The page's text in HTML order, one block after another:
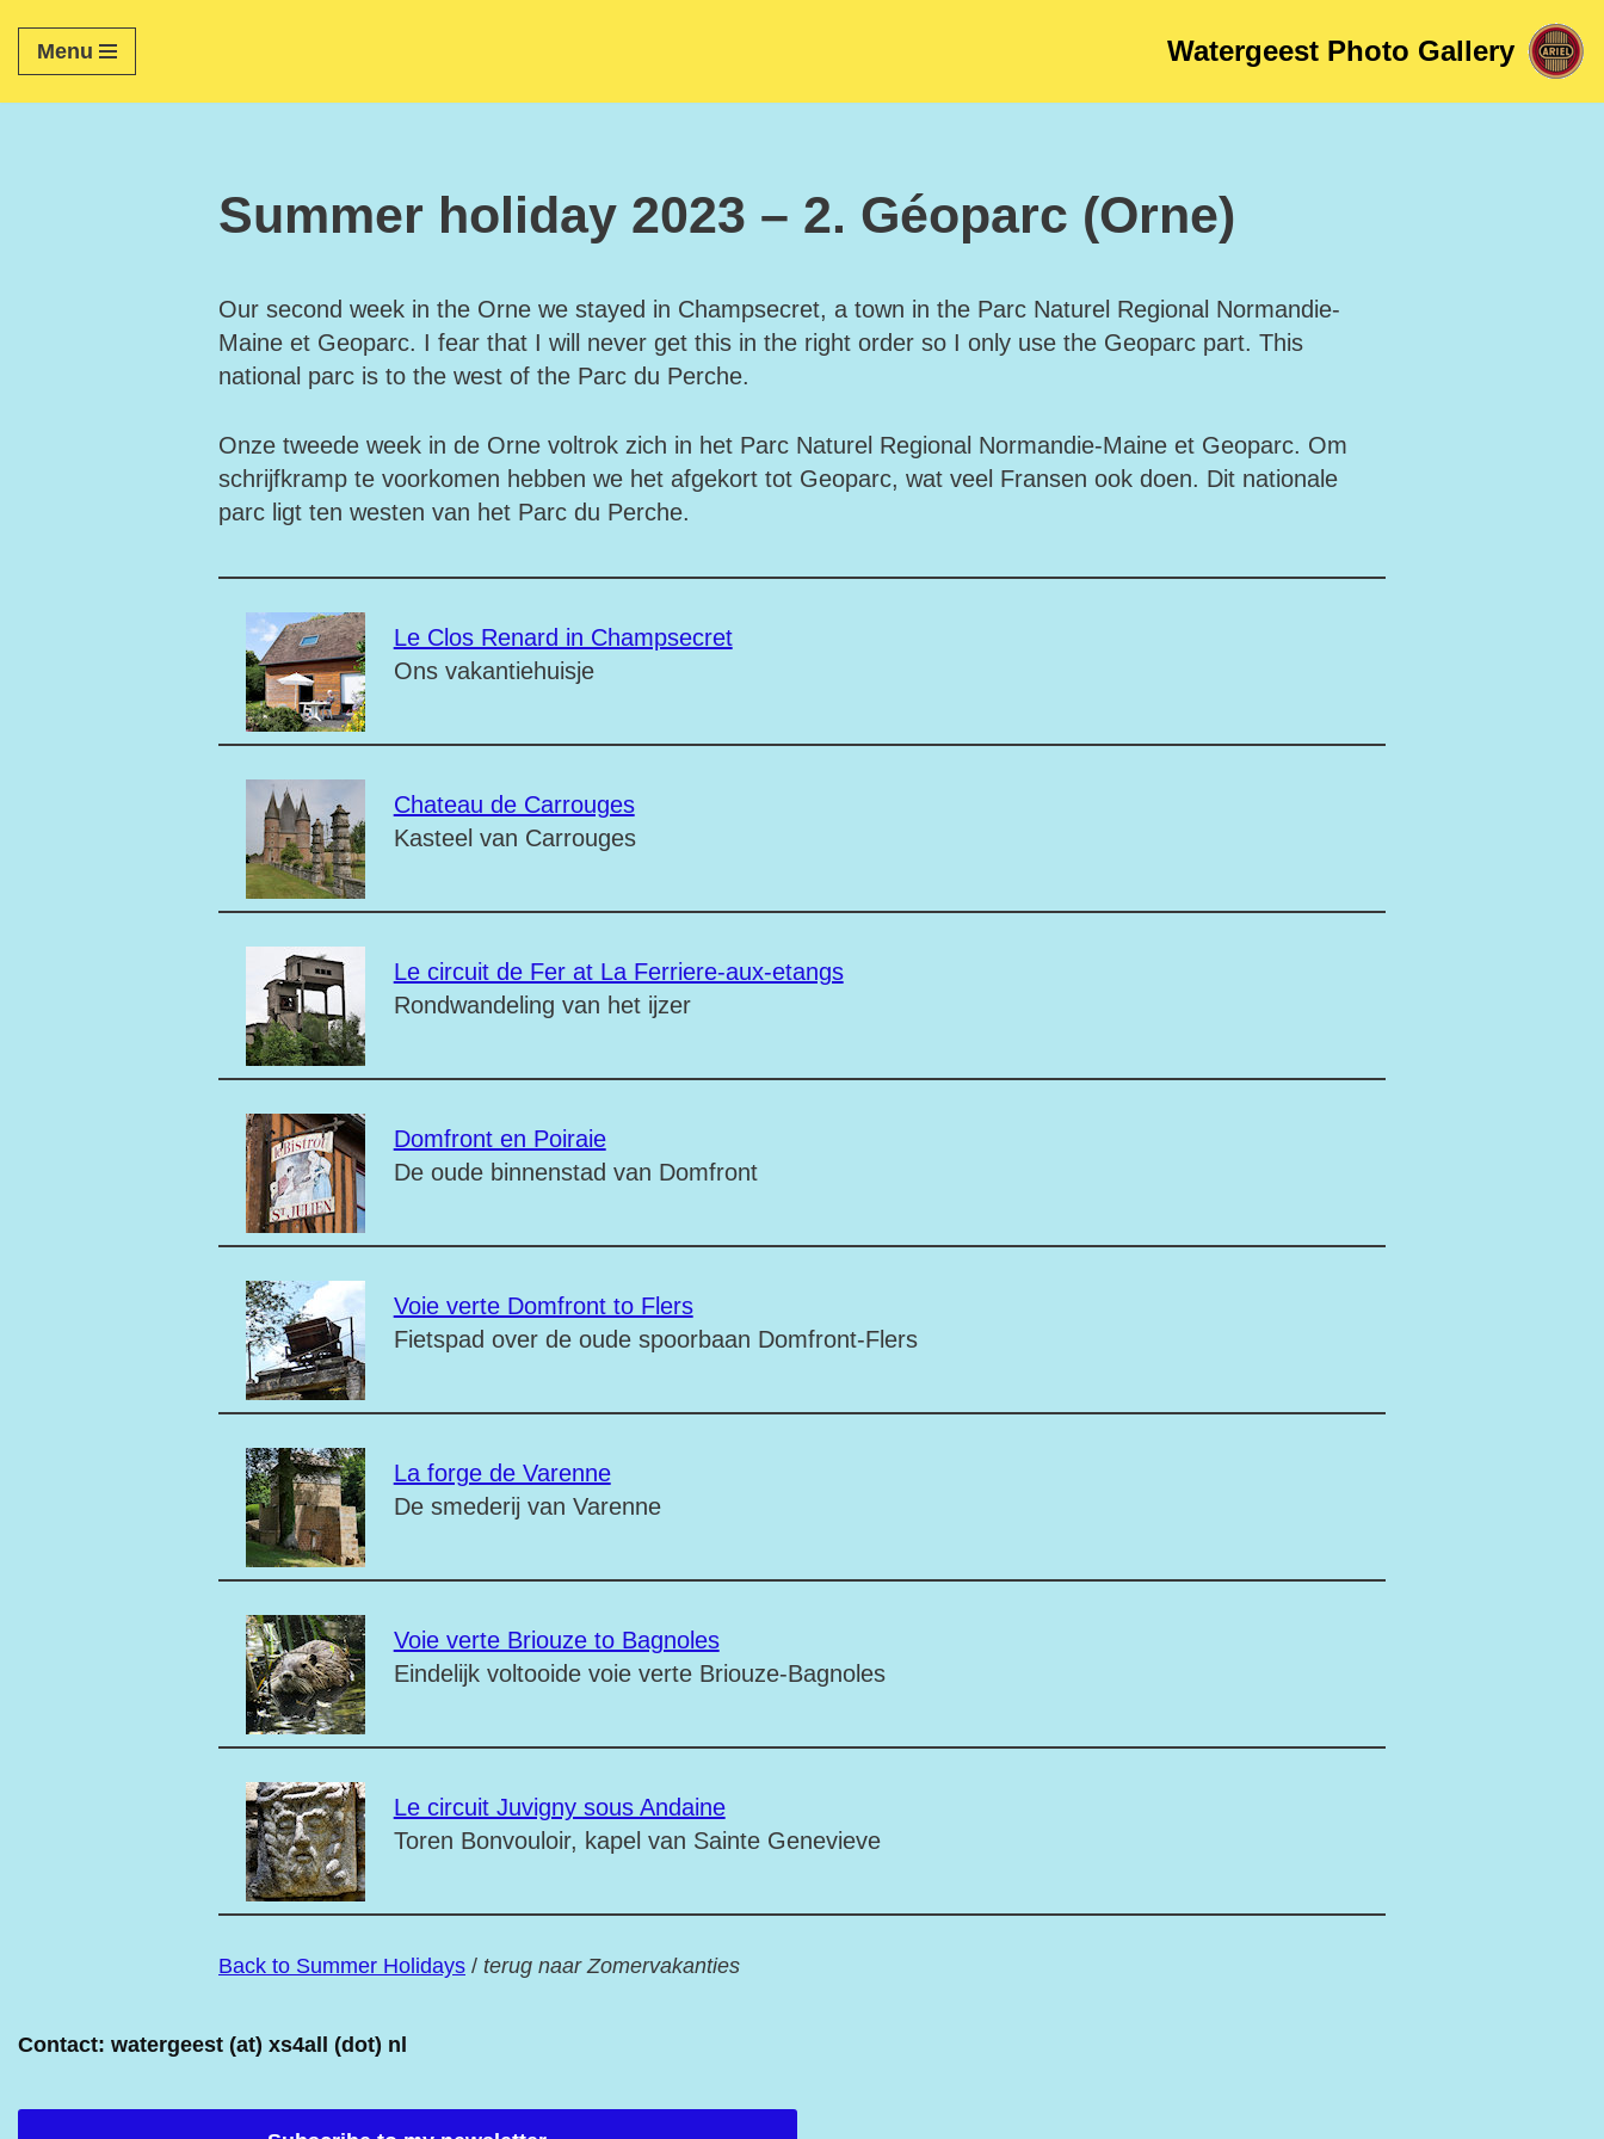
to
Menu Watergeest Photo Gallery
Summer holiday 2023 – 2. Géoparc (Orne)
Our second week in the Orne we stayed in Champsecret, a town in the Parc Naturel Regional Normandie-
Maine et Geoparc. I fear that I will never get this in the right order so I only use the Geoparc part. This
national parc is to the west of the Parc du Perche.
Onze tweede week in de Orne voltrok zich in het Parc Naturel Regional Normandie-Maine et Geoparc. Om
schrijfkramp te voorkomen hebben we het afgekort tot Geoparc, wat veel Fransen ook doen. Dit nationale
parc ligt ten westen van het Parc du Perche.
Le Clos Renard in Champsecret
Ons vakantiehuisje
Chateau de Carrouges
Kasteel van Carrouges
Le circuit de Fer at La Ferriere-aux-etangs
Rondwandeling van het ijzer
Domfront en Poiraie
De oude binnenstad van Domfront
Voie verte Domfront to Flers
Fietspad over de oude spoorbaan Domfront-Flers
La forge de Varenne
De smederij van Varenne
Voie verte Briouze to Bagnoles
Eindelijk voltooide voie verte Briouze-Bagnoles
Le circuit Juvigny sous Andaine
Toren Bonvouloir, kapel van Sainte Genevieve
Back to Summer Holidays / terug naar Zomervakanties
Contact: watergeest (at) xs4all (dot) nl